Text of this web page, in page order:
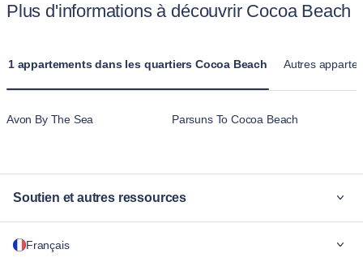
Plus d'informations à découvrir Cocoa Beach
1 appartements dans les quartiers Cocoa Beach Autres
Avon By The Sea Parsuns To Cocoa Beach
Soutien et autres ressources
Pour les entreprises
Français